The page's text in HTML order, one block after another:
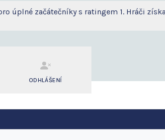
úplné začátečníky s ratingem 1. Hráči
ODHLÁŠENÍ